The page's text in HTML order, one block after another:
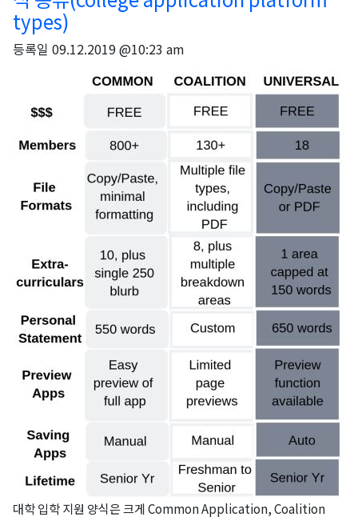
types)
등록일 09.12.2019 @10:23 am
대학 입학 지원 양식은 크게 Common Application, Coalition